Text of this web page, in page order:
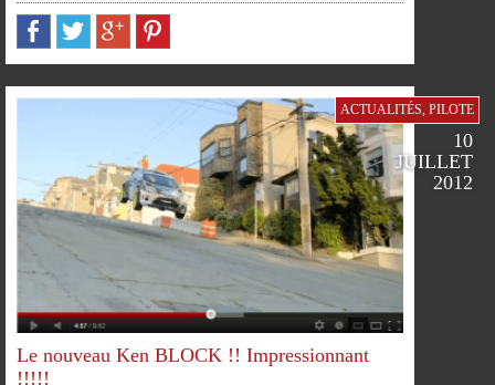
FACEBOOKTWITTERGOOGLE
SUR SUR SUR SUR
PARTAGERPARTAGERPARTAGERPARTAGER
ACTUALITÉS, PILOTE
10
JUILLET
2012
Le nouveau Ken BLOCK !! Impressionnant
!!!!!